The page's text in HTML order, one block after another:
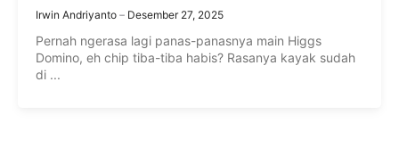
Dompet Boncos
Irwin Andriyanto Desember 27, 2025
Pernah ngerasa lagi panas-panasnya main Higgs
Domino, eh chip tiba-tiba habis? Rasanya kayak sudah
di ...